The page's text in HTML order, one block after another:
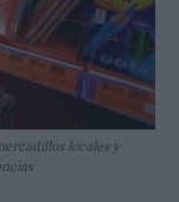
locales y